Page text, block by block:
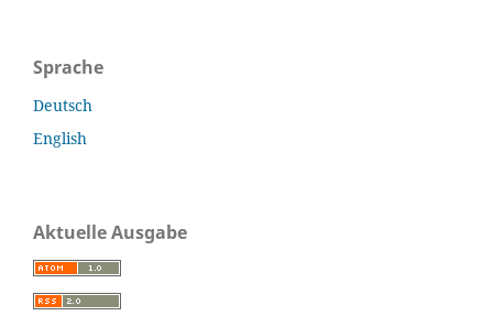
Sprache
Deutsch
English
Aktuelle Ausgabe